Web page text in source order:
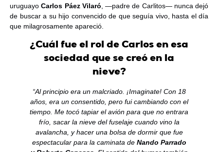
uruguayoCarlos Páez Vilaró , —padre de Carlitos— nunca dejó
de buscar a su hijo convencido de que seguía vivo, hasta el día
que milagrosamente apareció.
¿Cuál fue el rol de Carlos en esa
sociedad que se creó en la
nieve?
“Al principio era un malcriado. ¡Imaginate! Con 18
años, era un consentido, pero fui cambiando con el
tiempo. Me tocó tapiar el avión para que no entrara
frío, sacar la nieve del fuselaje cuando vino la
avalancha, y hacer una bolsa de dormir que fue
espectacular para la caminata de Nando Parrado